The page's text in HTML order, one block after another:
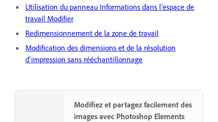
Utilisation du panneau Informations dans l’espace de
travail Modifier
Redimensionnement de la zone de travail
Modification des dimensions et de la résolution
d’impression sans rééchantillonnage
Modifiez et partagez facilement des
images avec Photoshop Elements